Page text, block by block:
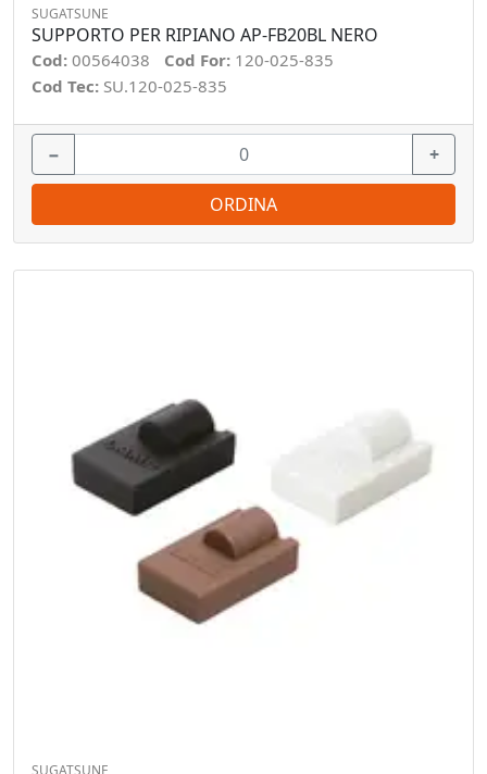
SUGATSUNE
SUPPORTO PER RIPIANO AP-FB20BL NERO
Cod: 00564038 Cod For: 120-025-835
Cod Tec: SU.120-025-835
− +
ORDINA
SUGATSUNE